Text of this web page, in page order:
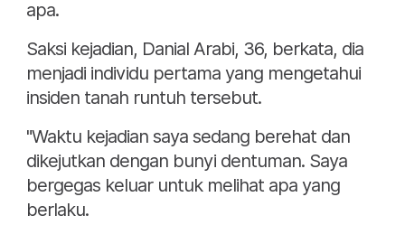
apa.
Saksi kejadian, Danial Arabi, 36, berkata, dia
menjadi individu pertama yang mengetahui
insiden tanah runtuh tersebut.
"Waktu kejadian saya sedang berehat dan
dikejutkan dengan bunyi dentuman. Saya
bergegas keluar untuk melihat apa yang
berlaku.